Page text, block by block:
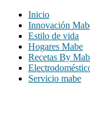
Inicio
Innovación
Estilo de vida
Hogares Mabe
Recetas By
Servicio mabe